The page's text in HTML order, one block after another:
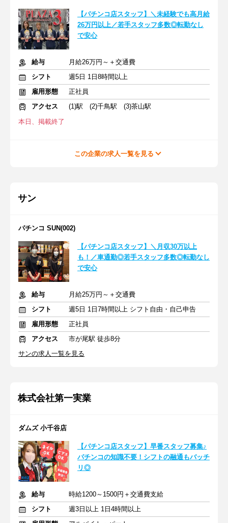
【パチンコ店スタッフ】＼未経験でも高月給
26万円以上／若手スタッフ多数◎転勤なし
で安心
給与
月給26万円～＋交通費
シフト
週5日 1日8時間以上
雇用形態
正社員
アクセス
(1)駅 (2)千鳥駅 (3)茶山駅
本日、掲載終了
この企業の求人一覧を見る
サン
パチンコ SUN(002)
【パチンコ店スタッフ】＼月収30万以上
も！／車通勤◎若手スタッフ多数◎転勤なし
で安心
給与
月給25万円～＋交通費
シフト
週5日 1日7時間以上 シフト自由・自己申告
雇用形態
正社員
アクセス
市が尾駅 徒歩8分
サンの求人一覧を見る
株式会社第一実業
ダムズ 小千谷店
【パチンコ店スタッフ】早番スタッフ募集♪
パチンコの知識不要！シフトの融通もバッチ
リ◎
給与
時給1200～1500円＋交通費支給
シフト
週3日以上 1日4時間以上